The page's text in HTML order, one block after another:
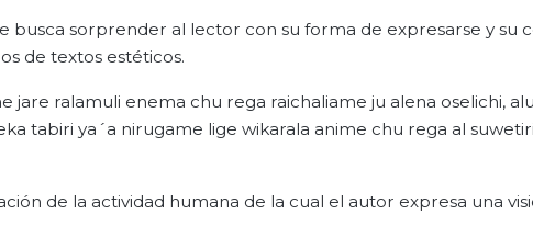
busca sorprender al lector con su forma de expresarse y su
de textos estéticos.
jare ralamuli enema chu rega raichaliame ju alena oselichi,
tabiri ya´a nirugame lige wikarala anime chu rega al
de la actividad humana de la cual el autor expresa una